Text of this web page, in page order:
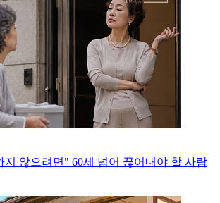
지 않으려면" 60세 넘어 끊어내야 할 사람